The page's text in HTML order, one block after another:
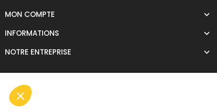
MON COMPTE
INFORMATIONS
NOTRE ENTREPRISE